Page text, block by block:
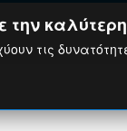
τις